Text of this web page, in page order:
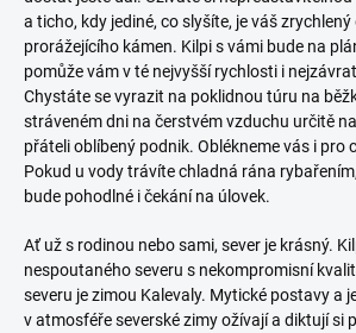
a ticho, kdy jediné, co slyšíte, je váš
prorážejícího kámen. Kilpi s vámi bude na
pomůže vám v té nejvyšší rychlosti i
Chystáte se vyrazit na poklidnou túru na
stráveném dni na čerstvém vzduchu určitě
přáteli oblíbený podnik. Oblékneme vás i pro
Pokud u vody trávíte chladná rána
bude pohodlné i čekání na úlovek.
Ať už s rodinou nebo sami, sever je krásný.
nespoutaného severu s nekompromisní
severu je zimou Kalevaly. Mytické postavy a
v atmosféře severské zimy ožívají a diktují si